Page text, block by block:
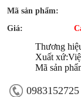
Mã sản phẩm:
Giá:
Thương
Xuất
Mã sản
0983152725